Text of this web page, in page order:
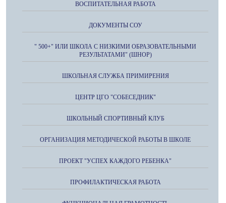
ВОСПИТАТЕЛЬНАЯ РАБОТА
ДОКУМЕНТЫ СОУ
" 500+" ИЛИ ШКОЛА С НИЗКИМИ ОБРАЗОВАТЕЛЬНЫМИ
РЕЗУЛЬТАТАМИ" (ШНОР)
ШКОЛЬНАЯ СЛУЖБА ПРИМИРЕНИЯ
ЦЕНТР ЦГО "СОБЕСЕДНИК"
ШКОЛЬНЫЙ СПОРТИВНЫЙ КЛУБ
ОРГАНИЗАЦИЯ МЕТОДИЧЕСКОЙ РАБОТЫ В ШКОЛЕ
ПРОЕКТ "УСПЕХ КАЖДОГО РЕБЕНКА"
ПРОФИЛАКТИЧЕСКАЯ РАБОТА